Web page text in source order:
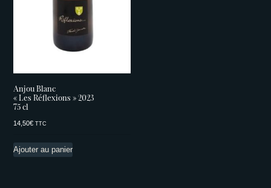
Anjou Blanc
« Les Réflexions » 2023
75 cl
14,50€ TTC
Ajouter au panier